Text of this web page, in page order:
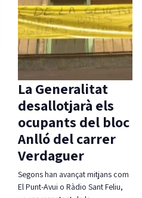
La Generalitat
desallotjarà els
ocupants del bloc
Anlló del carrer
Verdaguer
Segons han avançat mitjans com
El Punt-Avui o Ràdio Sant Feliu,